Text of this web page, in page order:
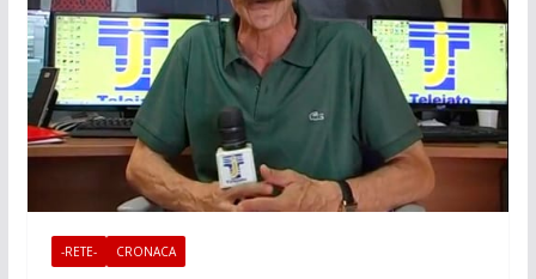
-RETE- CRONACA